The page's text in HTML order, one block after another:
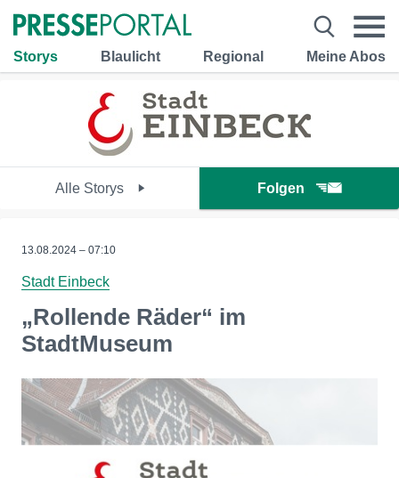
Storys Blaulicht Regional Meine Abos
Alle Storys Folgen
13.08.2024 – 07:10
Stadt Einbeck
„Rollende Räder“ im
StadtMuseum